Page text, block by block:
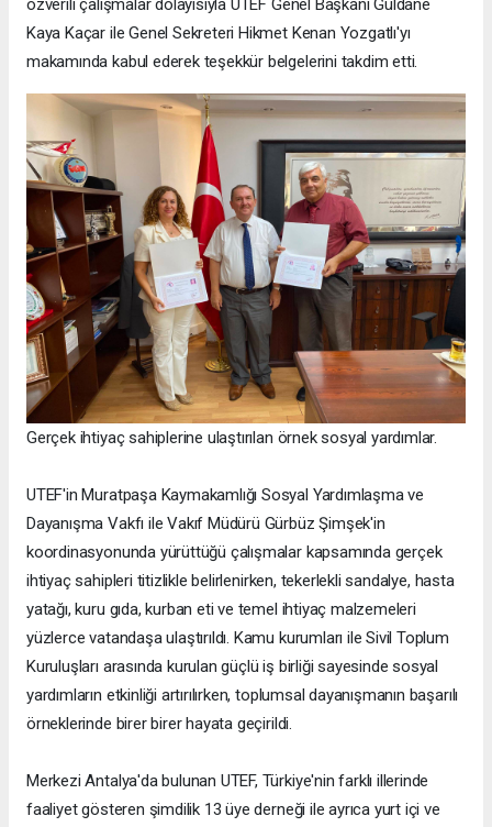
özverili çalışmalar dolayısıyla UTEF Genel Başkanı Güldane
Kaya Kaçar ile Genel Sekreteri Hikmet Kenan Yozgatlı'yı
makamında kabul ederek teşekkür belgelerini takdim etti.
Gerçek ihtiyaç sahiplerine ulaştırılan örnek sosyal yardımlar.
UTEF'in Muratpaşa Kaymakamlığı Sosyal Yardımlaşma ve
Dayanışma Vakfı ile Vakıf Müdürü Gürbüz Şimşek'in
koordinasyonunda yürüttüğü çalışmalar kapsamında gerçek
ihtiyaç sahipleri titizlikle belirlenirken, tekerlekli sandalye, hasta
yatağı, kuru gıda, kurban eti ve temel ihtiyaç malzemeleri
yüzlerce vatandaşa ulaştırıldı. Kamu kurumları ile Sivil Toplum
Kuruluşları arasında kurulan güçlü iş birliği sayesinde sosyal
yardımların etkinliği artırılırken, toplumsal dayanışmanın başarılı
örneklerinde birer birer hayata geçirildi.
Merkezi Antalya'da bulunan UTEF, Türkiye'nin farklı illerinde
faaliyet gösteren şimdilik 13 üye derneği ile ayrıca yurt içi ve